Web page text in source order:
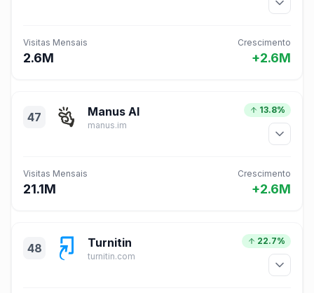
Visitas Mensais
2.6M
Crescimento
+2.6M
47 Manus AI
manus.im
13.8%
Visitas Mensais
21.1M
Crescimento
+2.6M
48 Turnitin
turnitin.com
22.7%